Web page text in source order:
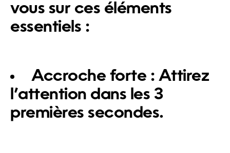
vous sur ces éléments
essentiels :
Accroche forte : Attirez
l’attention dans les 3
premières secondes.